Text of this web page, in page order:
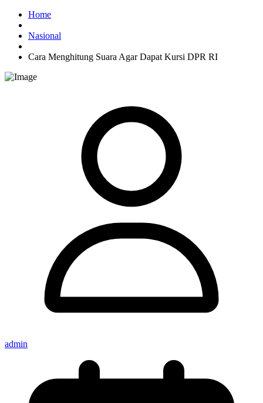
Home
Nasional
Cara Menghitung Suara Agar Dapat Kursi DPR RI
admin